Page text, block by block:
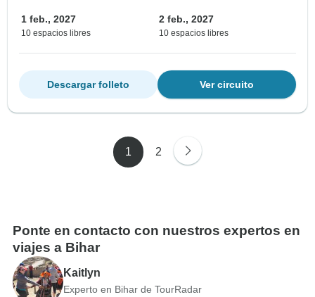
1 feb., 2027
10 espacios libres
2 feb., 2027
10 espacios libres
Ver circuito
Descargar folleto
1 2
Ponte en contacto con nuestros expertos en
viajes a Bihar
Kaitlyn
Experto en Bihar de TourRadar